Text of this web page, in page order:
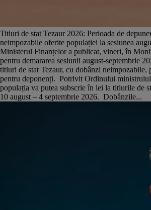
Titluri de stat Tezaur 2026: Perioada de
neimpozabile oferite populației la sesiunea
Ministerul Finanțelor a publicat, vineri, în
pentru demararea sesiunii august-septembrie
titluri de stat Tezaur, cu dobânzi neimpozabile,
pentru deponenți. Potrivit Ordinului
populația va putea subscrie în lei la titlurile de
10 august – 4 septembrie 2026. Dobânzile...